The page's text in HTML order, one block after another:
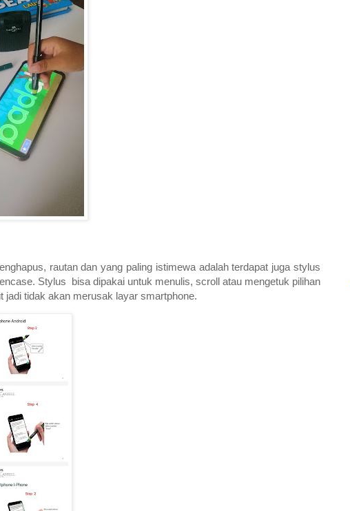
rautan dan yang paling istimewa adalah terdapat juga stylus
Stylus bisa dipakai untuk menulis, scroll atau mengetuk pilihan
jadi tidak akan merusak layar smartphone.